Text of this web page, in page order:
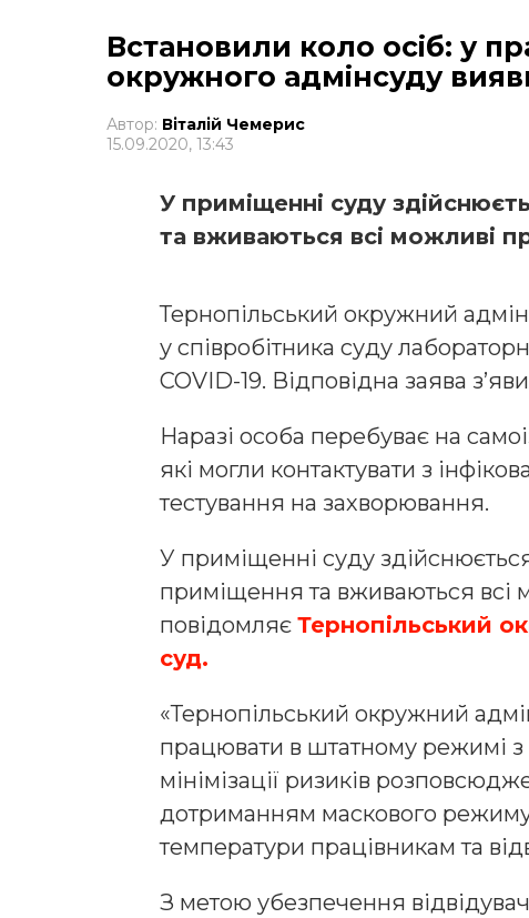
Встановили коло осіб: у
окружного адмінсуду
Автор: Віталій Чемерис
15.09.2020, 13:43
У приміщенні суду
та вживаються всі можливі
Тернопільський окружний
у співробітника суду
COVID-19. Відповідна заява
Наразі особа перебуває на
які могли контактувати з
тестування на захворювання.
У приміщенні суду
приміщення та вживаються всі
повідомляє Тернопільський
суд.
«Тернопільський окружний
працювати в штатному режимі
мінімізації ризиків
дотриманням маскового
температури працівникам та
З метою убезпечення